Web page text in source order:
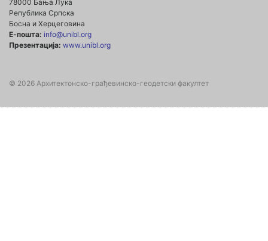
78000 Бања Лука
Република Српска
Босна и Херцеговина
Е-пошта: info@unibl.org
Презентација: www.unibl.org
© 2026 Архитектонско-грађевинско-геодетски факултет